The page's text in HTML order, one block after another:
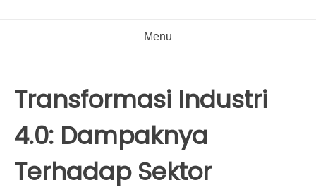
Menu
Transformasi Industri
4.0: Dampaknya
Terhadap Sektor